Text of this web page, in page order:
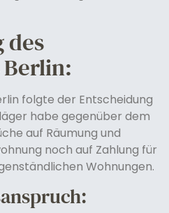
des
folgte der Entscheidung
habe gegenüber dem
auf Räumung und
noch auf Zahlung für
Wohnungen.